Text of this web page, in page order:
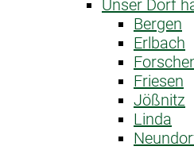
Unser Dorf
Bergen
Erlbach
Friesen
Jößnitz
Linda